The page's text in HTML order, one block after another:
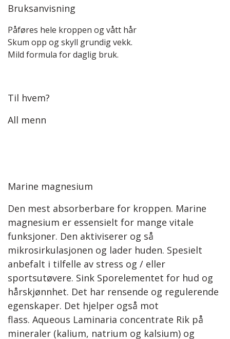
Bruksanvisning
Påføres hele kroppen og vått hår
Skum opp og skyll grundig vekk.
Mild formula for daglig bruk.
Til hvem?
All menn
Marine magnesium
Den mest absorberbare for kroppen. Marine
magnesium er essensielt for mange vitale
funksjoner. Den aktiviserer og så
mikrosirkulasjonen og lader huden. Spesielt
anbefalt i tilfelle av stress og / eller
sportsutøvere. Sink Sporelementet for hud og
hårskjønnhet. Det har rensende og regulerende
egenskaper. Det hjelper også mot
flass. Aqueous Laminaria concentrate Rik på
mineraler (kalium, natrium og kalsium) og